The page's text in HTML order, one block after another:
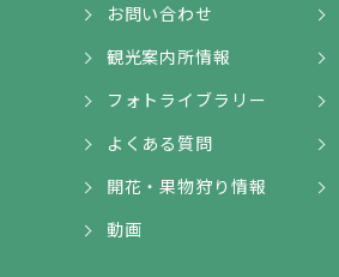
お問い合わせ
観光案内所情報
フォトライブラリー
よくある質問
開花・果物狩り情報
動画